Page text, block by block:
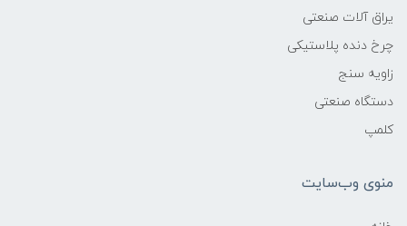
یراق آلات صنعتی
چرخ دنده پلاستیکی
زاویه سنج
دستگاه صنعتی
کلمپ
منوی وب‌سایت